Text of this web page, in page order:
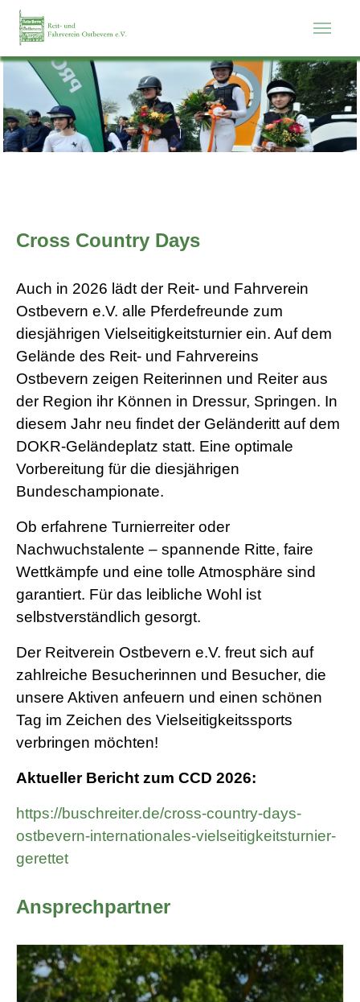
Zum Hauptinhalt springen
Cross Country Days
Auch in 2026 lädt der Reit- und Fahrverein
Ostbevern e.V. alle Pferdefreunde zum
diesjährigen Vielseitigkeitsturnier ein. Auf dem
Gelände des Reit- und Fahrvereins
Ostbevern zeigen Reiterinnen und Reiter aus
der Region ihr Können in Dressur, Springen. In
diesem Jahr neu findet der Geländeritt auf dem
DOKR-Geländeplatz statt. Eine optimale
Vorbereitung für die diesjährigen
Bundeschampionate.
Ob erfahrene Turnierreiter oder
Nachwuchstalente – spannende Ritte, faire
Wettkämpfe und eine tolle Atmosphäre sind
garantiert. Für das leibliche Wohl ist
selbstverständlich gesorgt.
Der Reitverein Ostbevern e.V. freut sich auf
zahlreiche Besucherinnen und Besucher, die
unsere Aktiven anfeuern und einen schönen
Tag im Zeichen des Vielseitigkeitssports
verbringen möchten!
Aktueller Bericht zum CCD 2026:
https://buschreiter.de/cross-country-days-
ostbevern-internationales-vielseitigkeitsturnier-
gerettet
Ansprechpartner